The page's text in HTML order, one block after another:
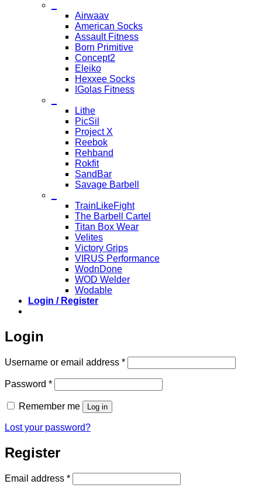
Airwaav
American Socks
Assault Fitness
Born Primitive
Concept2
Eleiko
Hexxee Socks
IGolas Fitness
Lithe
PicSil
Project X
Reebok
Rehband
Rokfit
SandBar
Savage Barbell
TrainLikeFight
The Barbell Cartel
Titan Box Wear
Velites
Victory Grips
VIRUS Performance
WodnDone
WOD Welder
Wodable
Login / Register
Login
Username or email address *Required
Password *Required
Remember me Log in
Lost your password?
Register
Email address *Required